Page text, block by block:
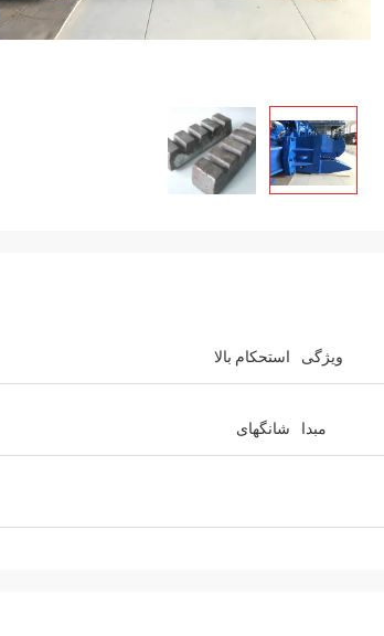
ویژگی استحکام بالا
مبدا شانگهای